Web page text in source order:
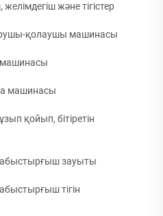
және тігістер
қолаушы машинасы
машинасы
машинасы
қойып, бітіретін
зауыты
тігін